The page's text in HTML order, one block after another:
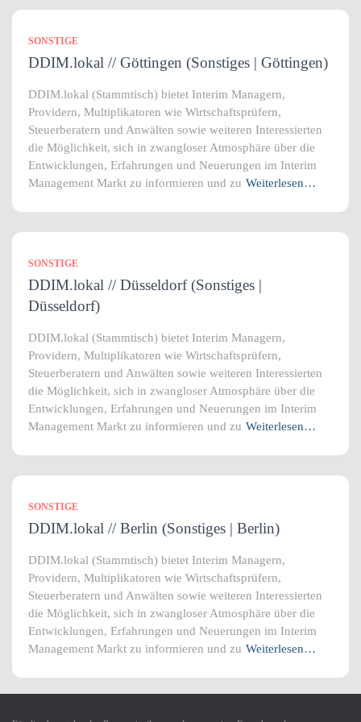
SONSTIGE
DDIM.lokal // Göttingen (Sonstiges | Göttingen)
DDIM.lokal (Stammtisch) bietet Interim Managern,
Providern, Multiplikatoren wie Wirtschaftsprüfern,
Steuerberatern und Anwälten sowie weiteren Interessierten
die Möglichkeit, sich in zwangloser Atmosphäre über die
Entwicklungen, Erfahrungen und Neuerungen im Interim
Management Markt zu informieren und zu Weiterlesen…
SONSTIGE
DDIM.lokal // Düsseldorf (Sonstiges |
Düsseldorf)
DDIM.lokal (Stammtisch) bietet Interim Managern,
Providern, Multiplikatoren wie Wirtschaftsprüfern,
Steuerberatern und Anwälten sowie weiteren Interessierten
die Möglichkeit, sich in zwangloser Atmosphäre über die
Entwicklungen, Erfahrungen und Neuerungen im Interim
Management Markt zu informieren und zu Weiterlesen…
SONSTIGE
DDIM.lokal // Berlin (Sonstiges | Berlin)
DDIM.lokal (Stammtisch) bietet Interim Managern,
Providern, Multiplikatoren wie Wirtschaftsprüfern,
Steuerberatern und Anwälten sowie weiteren Interessierten
die Möglichkeit, sich in zwangloser Atmosphäre über die
Entwicklungen, Erfahrungen und Neuerungen im Interim
Management Markt zu informieren und zu Weiterlesen…